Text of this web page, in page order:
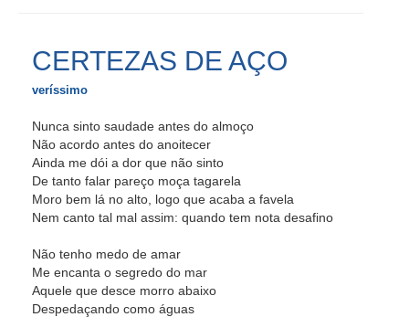
CERTEZAS DE AÇO
veríssimo
Nunca sinto saudade antes do almoço
Não acordo antes do anoitecer
Ainda me dói a dor que não sinto
De tanto falar pareço moça tagarela
Moro bem lá no alto, logo que acaba a favela
Nem canto tal mal assim: quando tem nota desafino
Não tenho medo de amar
Me encanta o segredo do mar
Aquele que desce morro abaixo
Despedaçando como águas